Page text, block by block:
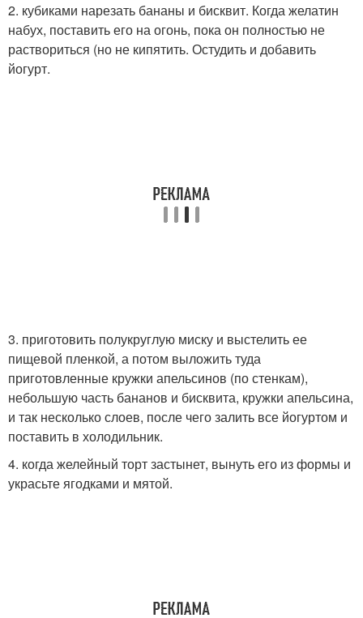
2. кубиками нарезать бананы и бисквит. Когда желатин
набух, поставить его на огонь, пока он полностью не
раствориться (но не кипятить. Остудить и добавить
йогурт.
3. приготовить полукруглую миску и выстелить ее
пищевой пленкой, а потом выложить туда
приготовленные кружки апельсинов (по стенкам),
небольшую часть бананов и бисквита, кружки апельсина,
и так несколько слоев, после чего залить все йогуртом и
поставить в холодильник.
4. когда желейный торт застынет, вынуть его из формы и
украсьте ягодками и мятой.